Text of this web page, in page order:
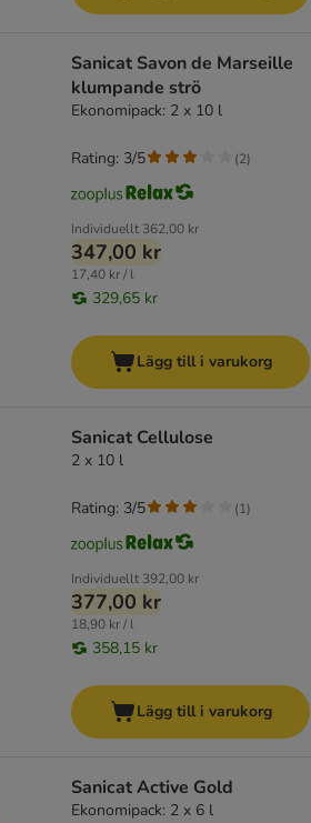
Sanicat Savon de Marseille
klumpande strö
Ekonomipack: 2 x 10 l
Individuellt 362,00 kr
347,00 kr
17,40 kr / l
329,65 kr
Rating: 3/5 (2)
Lägg till i varukorg
Sanicat Cellulose
2 x 10 l
Individuellt 392,00 kr
377,00 kr
18,90 kr / l
358,15 kr
Rating: 3/5 (1)
Lägg till i varukorg
Sanicat Active Gold
Ekonomipack: 2 x 6 l